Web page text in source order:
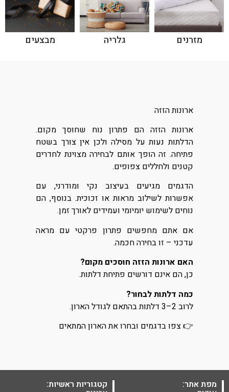
מזרנים גלריה מבצעים
ארונות הזזה
ארונות הזזה הם פתרון נוח שחוסך מקום.
הדלתות נעות על מסילה ולכן אין צורך בשטח
פתיחה. זה הופך אותם לבחירה מצוינת לחדרים
קטנים ולחללים צפופים.
הדגמים מגיעים בעיצוב נקי ומודרני, עם
אפשרות לשילוב מראות או זכוכית. בנוסף, הם
נוחים לשימוש יומיומי ועמידים לאורך זמן.
אם אתם מחפשים פתרון פרקטי עם מראה
עדכני – זו בחירה חכמה.
האם ארונות הזזה חוסכים מקום?
כן, הם אינם דורשים פתיחת דלתות.
כמה דלתות לבחור?
לרוב 2–3 דלתות בהתאם לגודל הארון.
👉 צפו בדגמים ובחרו את הארון המתאים
מפת אתר: קטגוריות ראשיות: